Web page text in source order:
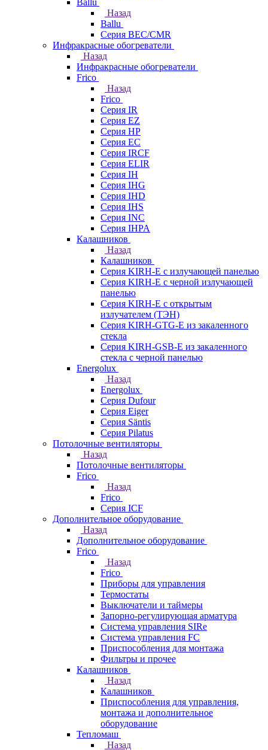
Ballu
Назад
Ballu
Серия BEC/CMR
Инфракрасные обогреватели
Назад
Инфракрасные обогреватели
Frico
Назад
Frico
Серия IR
Серия EZ
Серия HP
Серия EC
Серия IRCF
Серия ELIR
Серия IH
Серия IHG
Серия IHD
Серия IHS
Серия INC
Серия IHPA
Калашников
Назад
Калашников
Серия KIRH-E с излучающей панелью
Серия KIRH-E с черной излучающей
панелью
Серия KIRH-E с открытым
излучателем (ТЭН)
Серия KIRH-GTG-E из закаленного
стекла
Серия KIRH-GSB-E из закаленного
стекла с черной панелью
Energolux
Назад
Energolux
Серия Dufour
Серия Eiger
Серия Säntis
Серия Pilatus
Потолочные вентиляторы
Назад
Потолочные вентиляторы
Frico
Назад
Frico
Серия ICF
Дополнительное оборудование
Назад
Дополнительное оборудование
Frico
Назад
Frico
Приборы для управления
Термостаты
Выключатели и таймеры
Запорно-регулирующая арматура
Система управления SIRe
Система управления FC
Приспособления для монтажа
Фильтры и прочее
Калашников
Назад
Калашников
Приспособления для управления,
монтажа и дополнительное
оборудование
Тепломаш
Назад